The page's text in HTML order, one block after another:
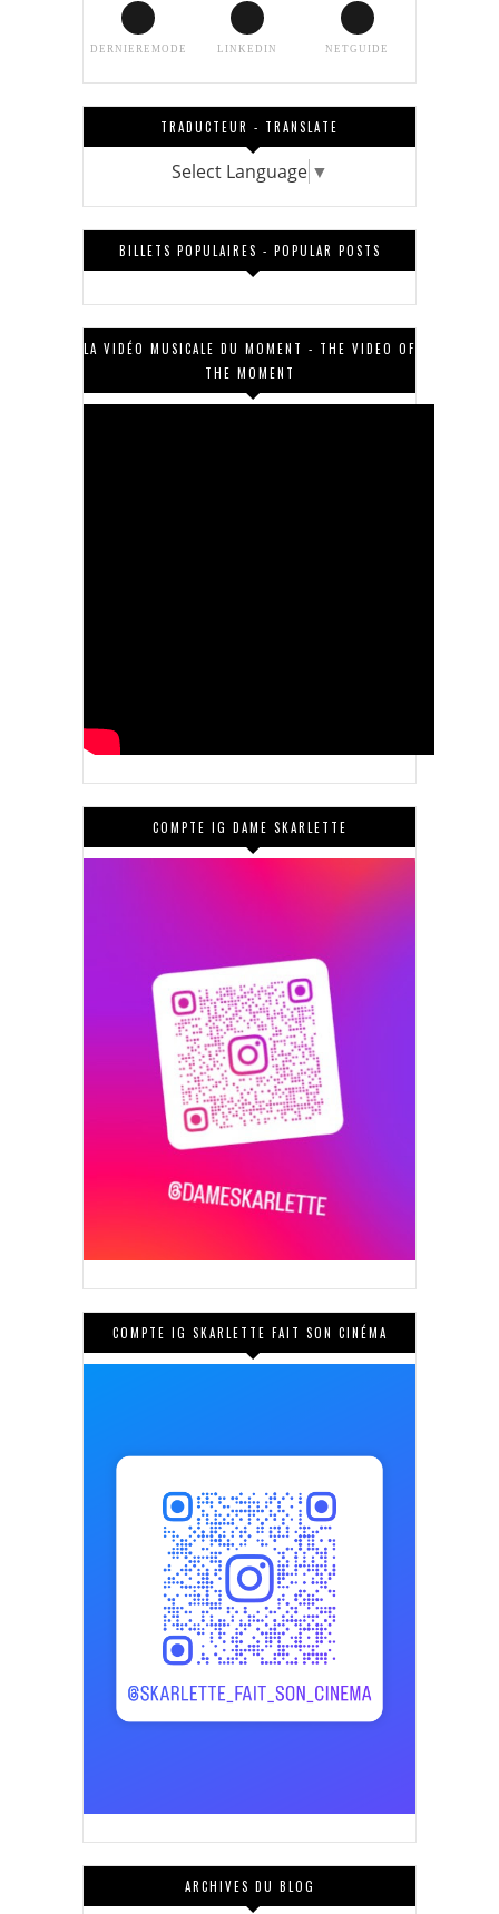
DERNIEREMODE LINKEDIN NETGUIDE
TRADUCTEUR - TRANSLATE
Select Language ▼
BILLETS POPULAIRES - POPULAR POSTS
LA VIDÉO MUSICALE DU MOMENT - THE VIDEO OF
THE MOMENT
COMPTE IG DAME SKARLETTE
COMPTE IG SKARLETTE FAIT SON CINÉMA
ARCHIVES DU BLOG